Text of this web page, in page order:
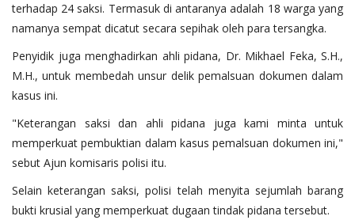
terhadap 24 saksi. Termasuk di antaranya adalah 18 warga yang
namanya sempat dicatut secara sepihak oleh para tersangka.
Penyidik juga menghadirkan ahli pidana, Dr. Mikhael Feka, S.H.,
M.H., untuk membedah unsur delik pemalsuan dokumen dalam
kasus ini.
"Keterangan saksi dan ahli pidana juga kami minta untuk
memperkuat pembuktian dalam kasus pemalsuan dokumen ini,"
sebut Ajun komisaris polisi itu.
Selain keterangan saksi, polisi telah menyita sejumlah barang
bukti krusial yang memperkuat dugaan tindak pidana tersebut.